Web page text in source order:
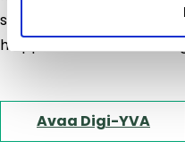
selostuksesta myös
helppolukuisen version,
Avaa Digi-YVA